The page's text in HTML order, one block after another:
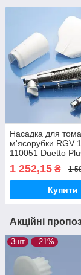
Насадка для
м'ясорубки RGV
110051 Duetto
оригінал
1 252,15 ₴ 1
Купити
Акційні
3шт –21%